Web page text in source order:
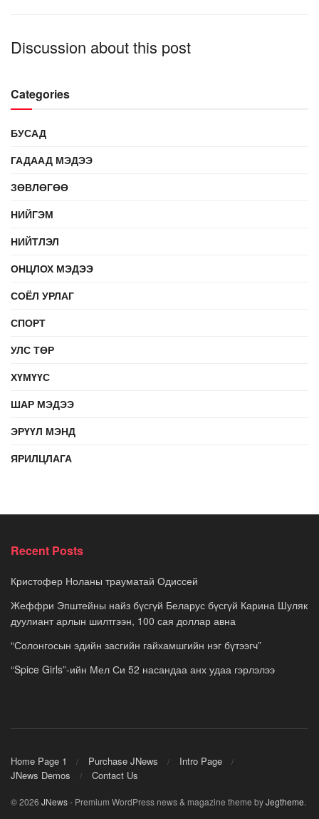
Discussion about this post
Categories
БУСАД
ГАДААД МЭДЭЭ
ЗӨВЛӨГӨӨ
НИЙГЭМ
НИЙТЛЭЛ
ОНЦЛОХ МЭДЭЭ
СОЁЛ УРЛАГ
СПОРТ
УЛС ТӨР
ХҮМҮҮС
ШАР МЭДЭЭ
ЭРҮҮЛ МЭНД
ЯРИЛЦЛАГА
Recent Posts
Кристофер Ноланы трауматай Одиссей
Жеффри Эпштейны найз бүсгүй Беларус бүсгүй Карина Шуляк
дуулиант арлын шилтгээн, 100 сая доллар авна
“Солонгосын эдийн засгийн гайхамшгийн нэг бүтээгч”
“Spice Girls”-ийн Мел Си 52 насандаа анх удаа гэрлэлээ
Home Page 1 Purchase JNews
Intro Page
JNews Demos
Contact Us
© 2026 JNews- Premium WordPress news & magazine theme byJegtheme.